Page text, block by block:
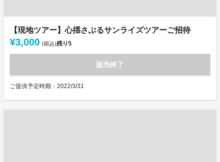
【現地ツアー】心揺さぶるサンライズツアーご招待
¥3,000 (税込)残り5
販売終了
ご提供予定時期：2022/3/31